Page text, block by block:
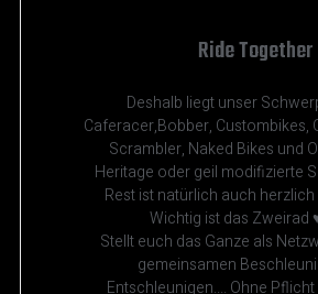
Ride Together
Deshalb liegt unser
Caferacer,Bobber, Custombikes,
Scrambler, Naked Bikes und
Heritage oder geil modifizierte
Rest ist natürlich auch
Wichtig ist das Zweirad
Stellt euch das Ganze als
gemeinsamen
Entschleunigen.... Ohne